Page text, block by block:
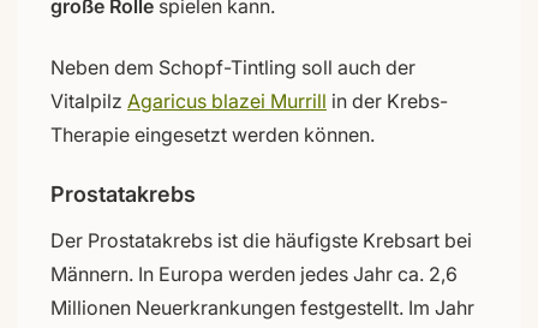
große Rolle spielen kann.
Neben dem Schopf-Tintling soll auch der
Vitalpilz Agaricus blazei Murrill in der Krebs-
Therapie eingesetzt werden können.
Prostatakrebs
Der Prostatakrebs ist die häufigste Krebsart bei
Männern. In Europa werden jedes Jahr ca. 2,6
Millionen Neuerkrankungen festgestellt. Im Jahr